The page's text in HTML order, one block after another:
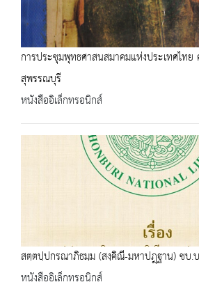
การประชุมพุทธศาสนสมาคมแห่งประเทศไท
สุพรรณบุรี
หนังสืออิเล็กทรอนิกส์
สตฺตปฺปกรณาภิธมฺม (สงฺคิณี-มหาปฎฺฐาน) ชบ
หนังสืออิเล็กทรอนิกส์